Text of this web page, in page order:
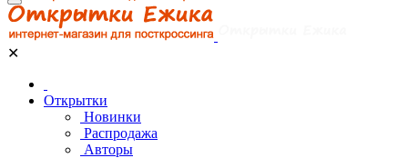
✕
Открытки
Новинки
Распродажа
Авторы